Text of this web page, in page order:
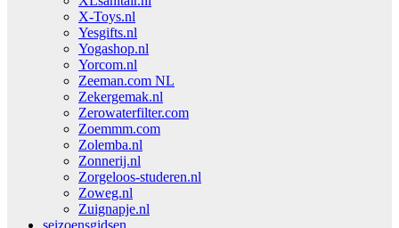
X-Toys.nl
Yesgifts.nl
Yogashop.nl
Yorcom.nl
Zeeman.com NL
Zekergemak.nl
Zerowaterfilter.com
Zoemmm.com
Zolemba.nl
Zonnerij.nl
Zorgeloos-studeren.nl
Zoweg.nl
Zuignapje.nl
seizoensgidsen